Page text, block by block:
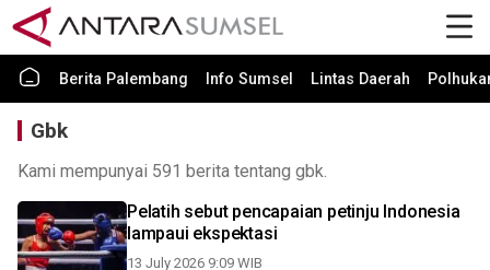
Berita Palembang Info Sumsel Lintas Daerah
Gbk
Kami mempunyai 591 berita tentang gbk.
Pelatih sebut pencapaian petinju Indonesia
lampaui ekspektasi
13 July 2026 9:09 WIB